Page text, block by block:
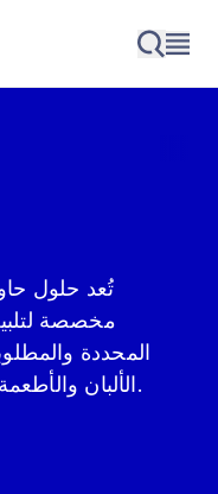
تُعد حلول
المحددة
الألبان والأطعمة والمنتجات الصيدلانية والكيميائية.